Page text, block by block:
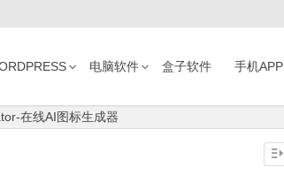
电脑软件 盒子软件 手机APP
在线AI图标生成器